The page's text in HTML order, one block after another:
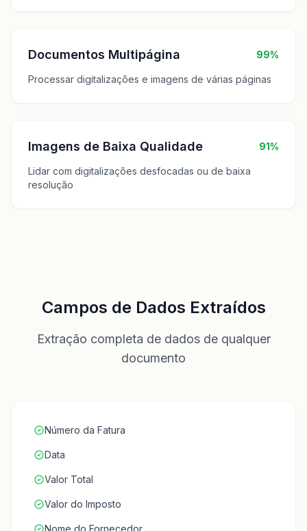
Documentos Multipágina 99%
Processar digitalizações e imagens de várias páginas
Imagens de Baixa Qualidade 91%
Lidar com digitalizações desfocadas ou de baixa
resolução
Campos de Dados Extraídos
Extração completa de dados de qualquer
documento
Número da Fatura
Data
Valor Total
Valor do Imposto
Nome do Fornecedor